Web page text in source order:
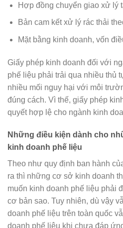
Hợp đồng chuyển giao xử lý
Bản cam kết xử lý rác thải
Mặt bằng kinh doanh, vốn
Giấy phép kinh doanh đối với
phế liệu phải trải qua nhiều thủ
nhiều mối nguy hại với môi
đúng cách. Vì thế, giấy phép
quyết hợp lệ cho ngành kinh
Những điều kiện dành cho
kinh doanh phế liệu
Theo như quy định ban hành
ra thì những cơ sở kinh doanh
muốn kinh doanh phế liệu phải
cơ bản sao. Tuy nhiên, dù vậy
doanh phế liệu trên toàn quốc
doanh phế liệu khi chưa đáp